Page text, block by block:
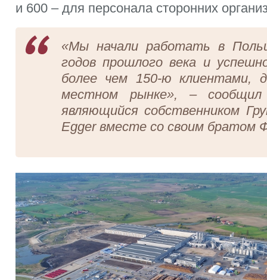
и 600 – для персонала сторонних
«Мы начали работать в
годов прошлого века и
более чем 150-ю клиентами,
местном рынке», – сообщил
являющийся собственником
Egger вместе со своим братом